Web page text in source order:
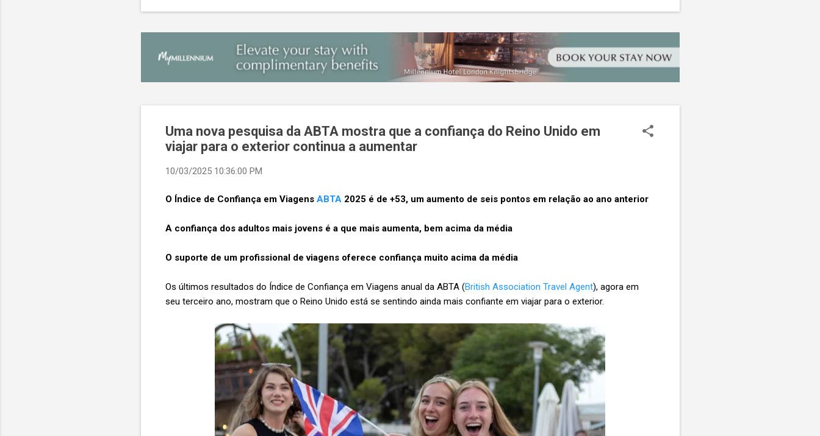
lucro líquido médio de apenas US$ 8 por passageiro, uma mala extraviada anula o lucro de mais de 30 assentos vendidos,
Uma nova pesquisa da ABTA mostra que a confiança do Reino Unido em
viajar para o exterior continua a aumentar
10/03/2025 10:36:00 PM
O Índice de Confiança em Viagens ABTA2025 é de +53, um aumento de seis pontos em relação ao ano anterior
A confiança dos adultos mais jovens é a que mais aumenta, bem acima da média
O suporte de um profissional de viagens oferece confiança muito acima da média
Os últimos resultados do Índice de Confiança em Viagens anual da ABTA (British Association Travel Agent), agora em
seu terceiro ano, mostram que o Reino Unido está se sentindo ainda mais confiante em viajar para o exterior.